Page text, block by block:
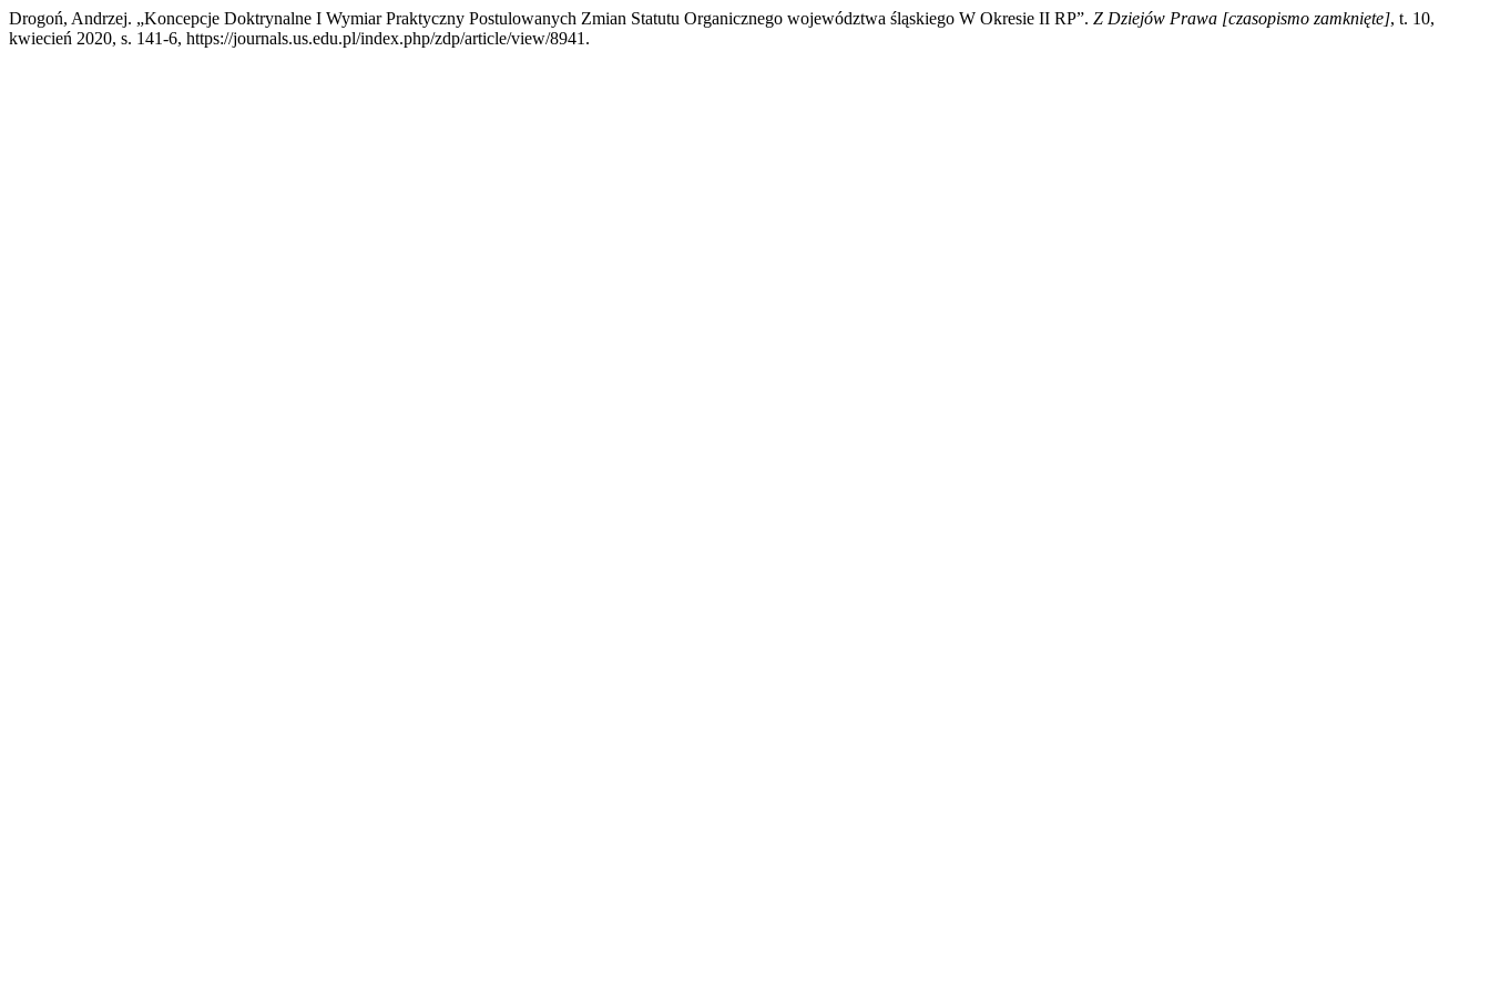
Drogoń, Andrzej. „Koncepcje Doktrynalne I Wymiar Praktyczny Postulowanych Zmian Statutu Organicznego województwa śląskiego W Okresie II RP”. Z Dziejów Prawa [czasopismo zamknięte], t. 10,
kwiecień 2020, s. 141-6, https://journals.us.edu.pl/index.php/zdp/article/view/8941.